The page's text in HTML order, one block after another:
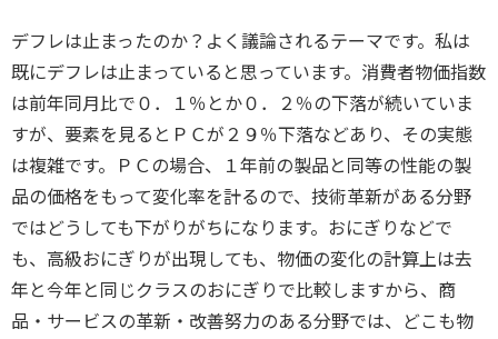
デフレは止まったのか？よく議論されるテーマです。私は
既にデフレは止まっていると思っています。消費者物価指数
は前年同月比で０．１％とか０．２％の下落が続いていま
すが、要素を見るとＰＣが２９％下落などあり、その実態
は複雑です。ＰＣの場合、１年前の製品と同等の性能の製
品の価格をもって変化率を計るので、技術革新がある分野
ではどうしても下がりがちになります。おにぎりなどで
も、高級おにぎりが出現しても、物価の変化の計算上は去
年と今年と同じクラスのおにぎりで比較しますから、商
品・サービスの革新・改善努力のある分野では、どこも物